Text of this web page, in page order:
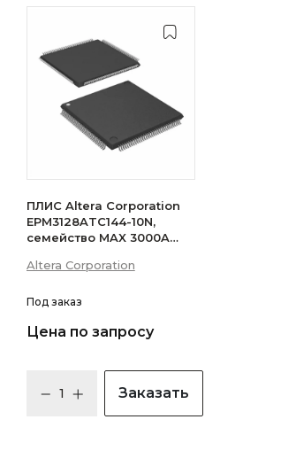
ПЛИС Altera Corporation
EPM3128ATC144-10N,
семейство MAX 3000A
макроячеек 98МГц 3.3В
Altera Corporation
Под заказ
Цена по запросу
Заказать